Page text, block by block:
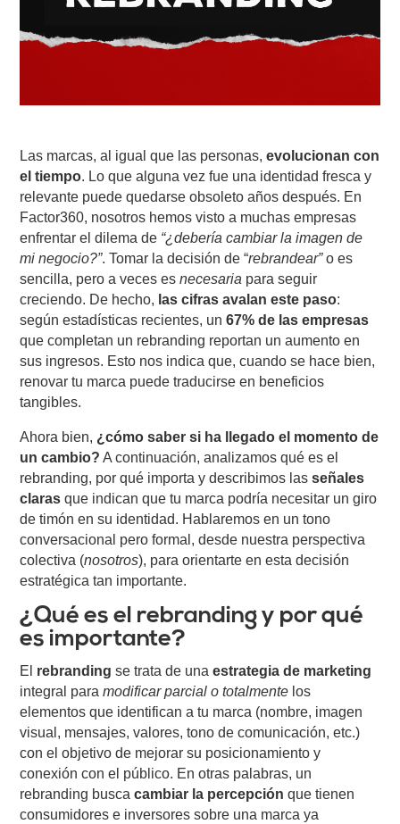
Las marcas, al igual que las personas,evolucionan con
el tiempo. Lo que alguna vez fue una identidad fresca y
relevante puede quedarse obsoleto años después. En
Factor360, nosotros hemos visto a muchas empresas
enfrentar el dilema de “¿debería cambiar la imagen de
mi negocio?”. Tomar la decisión de “rebrandear”o es
sencilla, pero a veces esnecesaria para seguir
creciendo. De hecho, las cifras avalan este paso:
según estadísticas recientes, un67% de las empresas
que completan un rebranding reportan un aumento en
sus ingresos. Esto nos indica que, cuando se hace bien,
renovar tu marca puede traducirse en beneficios
tangibles.
Ahora bien, ¿cómo saber si ha llegado el momento de
un cambio? A continuación, analizamos qué es el
rebranding, por qué importa y describimos lasseñales
claras que indican que tu marca podría necesitar un giro
de timón en su identidad. Hablaremos en un tono
conversacional pero formal, desde nuestra perspectiva
colectiva (nosotros), para orientarte en esta decisión
estratégica tan importante.
¿Qué es el rebranding y por qué
es importante?
El rebranding se trata de unaestrategia de marketing
integral paramodificar parcial o totalmente los
elementos que identifican a tu marca (nombre, imagen
visual, mensajes, valores, tono de comunicación, etc.)
con el objetivo de mejorar su posicionamiento y
conexión con el público. En otras palabras, un
rebranding buscacambiar la percepción que tienen
consumidores e inversores sobre una marca ya